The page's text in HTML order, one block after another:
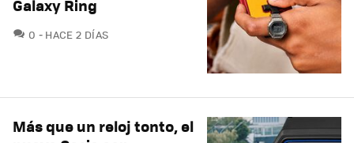
Galaxy Ring
0 COMENTARIOS
HACE 2 DÍAS
Más que un reloj tonto, el